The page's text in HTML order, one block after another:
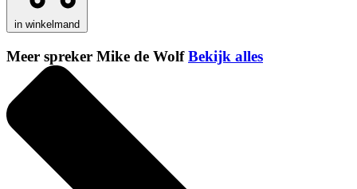
in winkelmand
Meer spreker Mike de WolfBekijk alles